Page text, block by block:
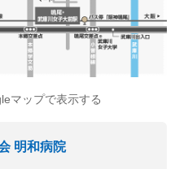
マップで表示する
明和病院